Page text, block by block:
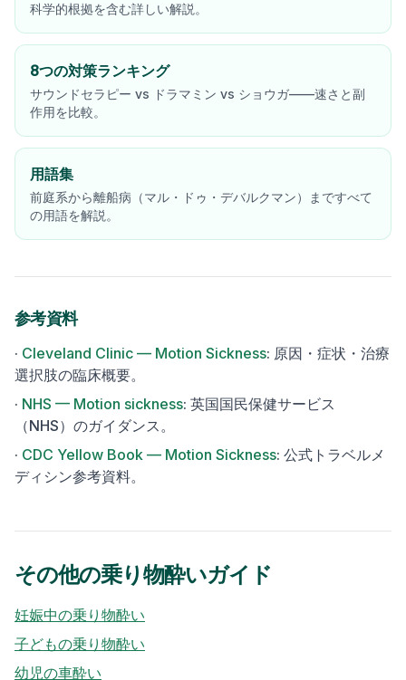
科学的根拠を含む詳しい解説。
8つの対策ランキング
サウンドセラピー vs ドラマミン vs ショウガ——速さと副
作用を比較。
用語集
前庭系から離船病（マル・ドゥ・デバルクマン）まですべて
の用語を解説。
参考資料
· Cleveland Clinic — Motion Sickness: 原因・症状・治療
選択肢の臨床概要。
· NHS — Motion sickness: 英国国民保健サービス
（NHS）のガイダンス。
· CDC Yellow Book — Motion Sickness: 公式トラベルメ
ディシン参考資料。
その他の乗り物酔いガイド
妊娠中の乗り物酔い
子どもの乗り物酔い
幼児の車酔い